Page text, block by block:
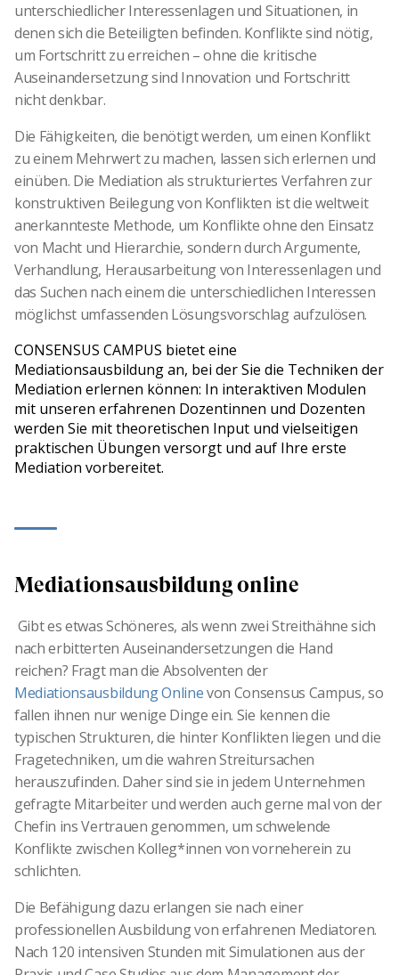
unterschiedlicher Interessenlagen und Situationen, in
denen sich die Beteiligten befinden. Konflikte sind nötig,
um Fortschritt zu erreichen – ohne die kritische
Auseinandersetzung sind Innovation und Fortschritt
nicht denkbar.
Die Fähigkeiten, die benötigt werden, um einen Konflikt
zu einem Mehrwert zu machen, lassen sich erlernen und
einüben. Die Mediation als strukturiertes Verfahren zur
konstruktiven Beilegung von Konflikten ist die weltweit
anerkannteste Methode, um Konflikte ohne den Einsatz
von Macht und Hierarchie, sondern durch Argumente,
Verhandlung, Herausarbeitung von Interessenlagen und
das Suchen nach einem die unterschiedlichen Interessen
möglichst umfassenden Lösungsvorschlag aufzulösen.
CONSENSUS CAMPUS bietet eine
Mediationsausbildung an, bei der Sie die Techniken der
Mediation erlernen können: In interaktiven Modulen
mit unseren erfahrenen Dozentinnen und Dozenten
werden Sie mit theoretischen Input und vielseitigen
praktischen Übungen versorgt und auf Ihre erste
Mediation vorbereitet.
Mediationsausbildung online
Gibt es etwas Schöneres, als wenn zwei Streithähne sich
nach erbitterten Auseinandersetzungen die Hand
reichen? Fragt man die Absolventen der
Mediationsausbildung Onlinevon Consensus Campus, so
fallen ihnen nur wenige Dinge ein. Sie kennen die
typischen Strukturen, die hinter Konflikten liegen und die
Fragetechniken, um die wahren Streitursachen
herauszufinden. Daher sind sie in jedem Unternehmen
gefragte Mitarbeiter und werden auch gerne mal von der
Chefin ins Vertrauen genommen, um schwelende
Konflikte zwischen Kolleg*innen von vorneherein zu
schlichten.
Die Befähigung dazu erlangen sie nach einer
professionellen Ausbildung von erfahrenen Mediatoren.
Nach 120 intensiven Stunden mit Simulationen aus der